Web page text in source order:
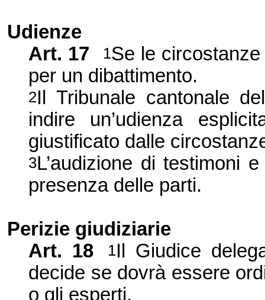
Udienze
Art. 17 1Se le
per un dibattimento.
2Il Tribunale cantonale
indire un’udienza
giustificato dalle
3L’audizione di testimoni
presenza delle parti.
Perizie giudiziarie
Art. 18 1Il Giudice
decide se dovrà essere
o gli esperti.